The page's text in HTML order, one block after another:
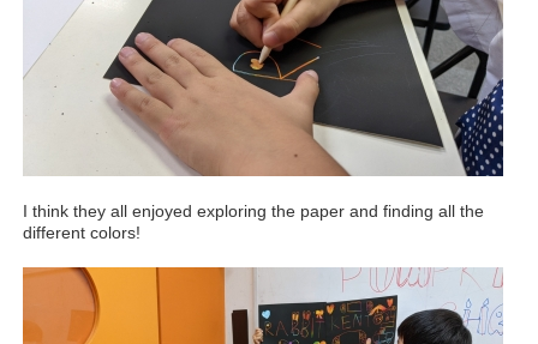
I think they all enjoyed exploring the paper and finding all the
different colors!